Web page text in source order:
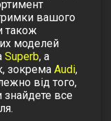
вашого
також
моделей
Superb, а
зокрема Audi,
від того,
все